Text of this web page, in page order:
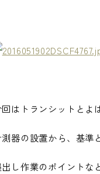
はトランシットとよ
測器の設置から、基準
出し作業のポイントな